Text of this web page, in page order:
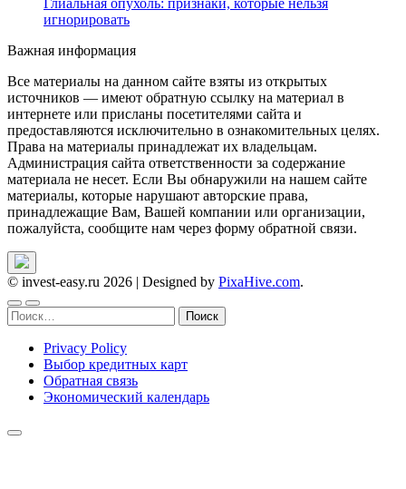
Глиальная опухоль: признаки, которые нельзя
игнорировать
Важная информация
Все материалы на данном сайте взяты из открытых
источников — имеют обратную ссылку на материал в
интернете или присланы посетителями сайта и
предоставляются исключительно в ознакомительных целях.
Права на материалы принадлежат их владельцам.
Администрация сайта ответственности за содержание
материала не несет. Если Вы обнаружили на нашем сайте
материалы, которые нарушают авторские права,
принадлежащие Вам, Вашей компании или организации,
пожалуйста, сообщите нам через форму обратной связи.
© invest-easy.ru 2026 | Designed by PixaHive.com.
Найти:
Privacy Policy
Выбор кредитных карт
Обратная связь
Экономический календарь